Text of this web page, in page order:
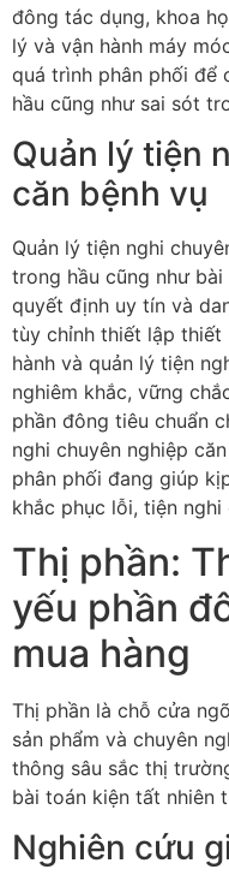
đông tác dụng, khoa
lý và vận hành máy
quá trình phân phối để
hầu cũng như sai sót
Quản lý tiện
căn bệnh vụ
Quản lý tiện nghi
trong hầu cũng như
quyết định uy tín và
tùy chỉnh thiết lập thiết
hành và quản lý tiện
nghiêm khắc, vững
phần đông tiêu chuẩn
nghi chuyên nghiệp
phân phối đang giúp
khắc phục lỗi, tiện
Thị phần:
yếu phần
mua hàng
Thị phần là chỗ cửa
sản phẩm và chuyên
thông sâu sắc thị
bài toán kiện tất nhiên
Nghiên cứu